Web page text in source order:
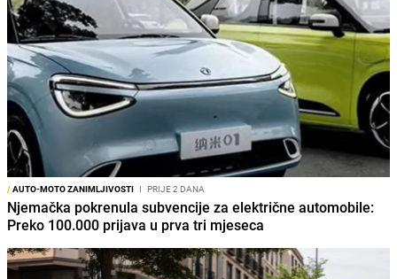
/AUTO-MOTO ZANIMLJIVOSTI I PRIJE 2 DANA
Njemačka pokrenula subvencije za električne automobile:
Preko 100.000 prijava u prva tri mjeseca